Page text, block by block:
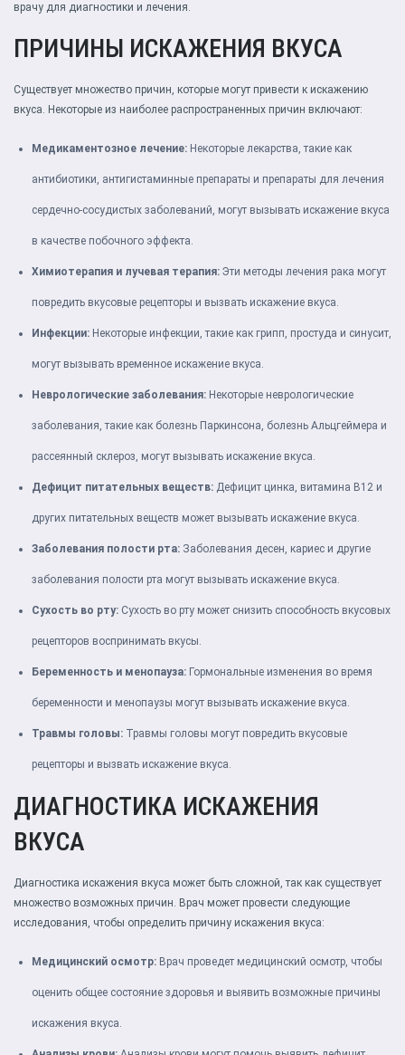
врачу для диагностики и лечения.
ПРИЧИНЫ ИСКАЖЕНИЯ ВКУСА
Существует множество причин, которые могут привести к искажению
вкуса. Некоторые из наиболее распространенных причин включают:
Медикаментозное лечение: Некоторые лекарства, такие как
антибиотики, антигистаминные препараты и препараты для лечения
сердечно-сосудистых заболеваний, могут вызывать искажение вкуса
в качестве побочного эффекта.
Химиотерапия и лучевая терапия: Эти методы лечения рака могут
повредить вкусовые рецепторы и вызвать искажение вкуса.
Инфекции: Некоторые инфекции, такие как грипп, простуда и синусит,
могут вызывать временное искажение вкуса.
Неврологические заболевания: Некоторые неврологические
заболевания, такие как болезнь Паркинсона, болезнь Альцгеймера и
рассеянный склероз, могут вызывать искажение вкуса.
Дефицит питательных веществ: Дефицит цинка, витамина B12 и
других питательных веществ может вызывать искажение вкуса.
Заболевания полости рта: Заболевания десен, кариес и другие
заболевания полости рта могут вызывать искажение вкуса.
Сухость во рту: Сухость во рту может снизить способность вкусовых
рецепторов воспринимать вкусы.
Беременность и менопауза: Гормональные изменения во время
беременности и менопаузы могут вызывать искажение вкуса.
Травмы головы: Травмы головы могут повредить вкусовые
рецепторы и вызвать искажение вкуса.
ДИАГНОСТИКА ИСКАЖЕНИЯ
ВКУСА
Диагностика искажения вкуса может быть сложной, так как существует
множество возможных причин. Врач может провести следующие
исследования, чтобы определить причину искажения вкуса:
Медицинский осмотр: Врач проведет медицинский осмотр, чтобы
оценить общее состояние здоровья и выявить возможные причины
искажения вкуса.